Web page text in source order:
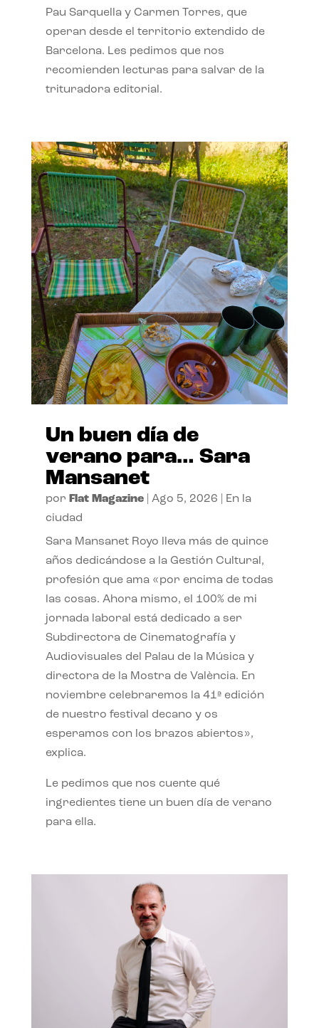
Pau Sarquella y Carmen Torres, que
operan desde el territorio extendido de
Barcelona. Les pedimos que nos
recomienden lecturas para salvar de la
trituradora editorial.
Un buen día de
verano para… Sara
Mansanet
por Flat Magazine| Ago 5, 2026
En la
ciudad
Sara Mansanet Royo lleva más de quince
años dedicándose a la Gestión Cultural,
profesión que ama «por encima de todas
las cosas. Ahora mismo, el 100% de mi
jornada laboral está dedicado a ser
Subdirectora de Cinematografía y
Audiovisuales del Palau de la Música y
directora de la Mostra de València. En
noviembre celebraremos la 41ª edición
de nuestro festival decano y os
esperamos con los brazos abiertos»,
explica.
Le pedimos que nos cuente qué
ingredientes tiene un buen día de verano
para ella.